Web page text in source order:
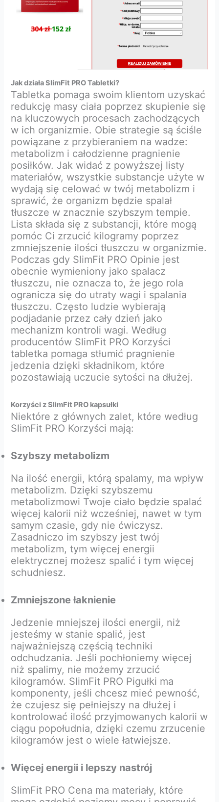
Jak działa SlimFit PRO Tabletki?
Tabletka pomaga swoim klientom uzyskać
redukcję masy ciała poprzez skupienie się
na kluczowych procesach zachodzących
w ich organizmie. Obie strategie są ściśle
powiązane z przybieraniem na wadze:
metabolizm i całodzienne pragnienie
posiłków. Jak widać z powyższej listy
materiałów, wszystkie substancje użyte w
wydają się celować w twój metabolizm i
sprawić, że organizm będzie spalał
tłuszcze w znacznie szybszym tempie.
Lista składa się z substancji, które mogą
pomóc Ci zrzucić kilogramy poprzez
zmniejszenie ilości tłuszczu w organizmie.
Podczas gdy SlimFit PRO Opinie jest
obecnie wymieniony jako spalacz
tłuszczu, nie oznacza to, że jego rola
ogranicza się do utraty wagi i spalania
tłuszczu. Często ludzie wybierają
podjadanie przez cały dzień jako
mechanizm kontroli wagi. Według
producentów SlimFit PRO Korzyści
tabletka pomaga stłumić pragnienie
jedzenia dzięki składnikom, które
pozostawiają uczucie sytości na dłużej.
Korzyści z SlimFit PRO kapsułki
Niektóre z głównych zalet, które według
SlimFit PRO Korzyści mają:
Szybszy metabolizm
Na ilość energii, którą spalamy, ma wpływ
metabolizm. Dzięki szybszemu
metabolizmowi Twoje ciało będzie spalać
więcej kalorii niż wcześniej, nawet w tym
samym czasie, gdy nie ćwiczysz.
Zasadniczo im szybszy jest twój
metabolizm, tym więcej energii
elektrycznej możesz spalić i tym więcej
schudniesz.
Zmniejszone łaknienie
Jedzenie mniejszej ilości energii, niż
jesteśmy w stanie spalić, jest
najważniejszą częścią techniki
odchudzania. Jeśli pochłoniemy więcej
niż spalimy, nie możemy zrzucić
kilogramów. SlimFit PRO Pigułki ma
komponenty, jeśli chcesz mieć pewność,
że czujesz się pełniejszy na dłużej i
kontrolować ilość przyjmowanych kalorii w
ciągu popołudnia, dzięki czemu zrzucenie
kilogramów jest o wiele łatwiejsze.
Więcej energii i lepszy nastrój
SlimFit PRO Cena ma materiały, które